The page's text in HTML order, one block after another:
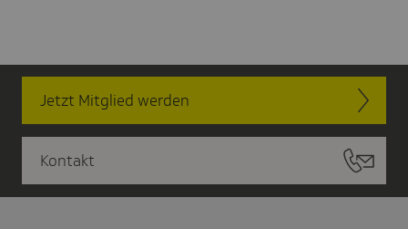
Jetzt Mitglied werden
Kontakt